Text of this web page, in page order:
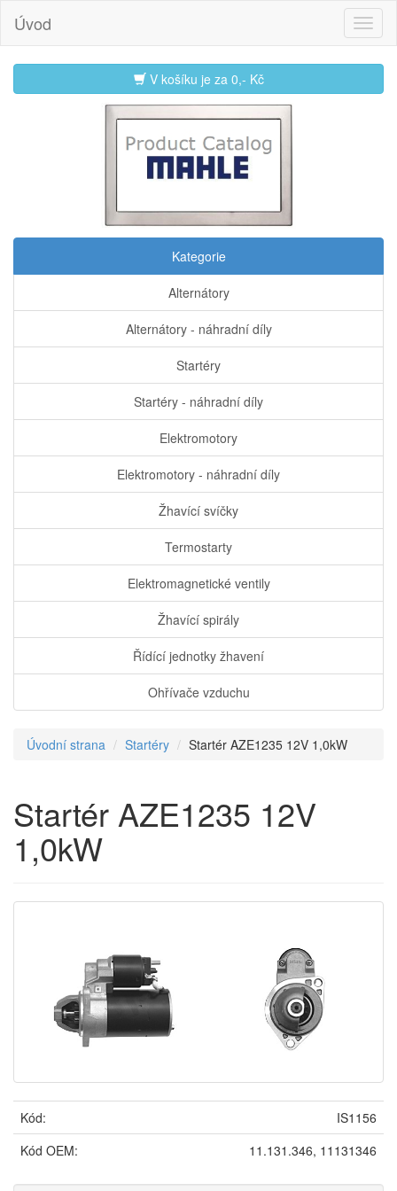
Úvod
V košíku je za 0,- Kč
Kategorie
Alternátory
Alternátory - náhradní díly
Startéry
Startéry - náhradní díly
Elektromotory
Elektromotory - náhradní díly
Žhavící svíčky
Termostarty
Elektromagnetické ventily
Žhavící spirály
Řídící jednotky žhavení
Ohřívače vzduchu
Úvodní strana Startéry Startér AZE1235 12V 1,0kW
Startér AZE1235 12V
1,0kW
Kód:
IS1156
Kód OEM:
11.131.346, 11131346